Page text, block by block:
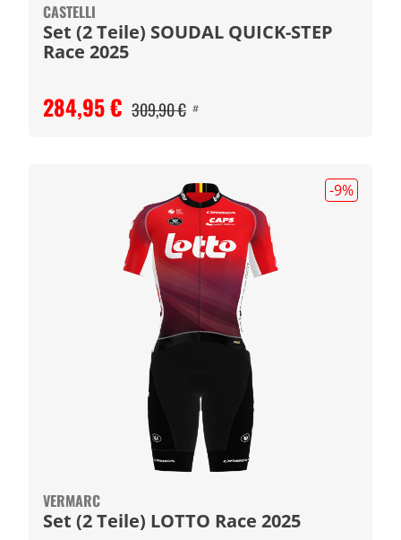
CASTELLI
Set (2 Teile) SOUDAL QUICK-STEP
Race 2025
284,95 € 309,90 € #
-9%
VERMARC
Set (2 Teile) LOTTO Race 2025